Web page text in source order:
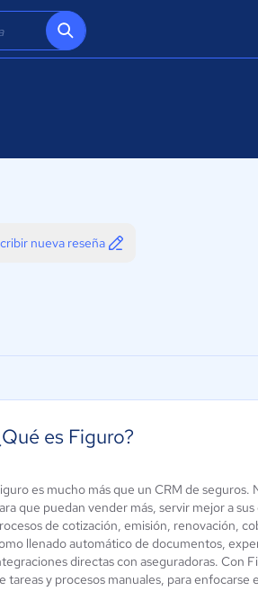
nueva reseña
Mediator
0 / 5
es Figuro?
es mucho más que un CRM de
que puedan vender más, servir mejor a
de cotización, emisión, renovación,
llenado automático de documentos,
directas con aseguradoras. Con
tareas y procesos manuales, para